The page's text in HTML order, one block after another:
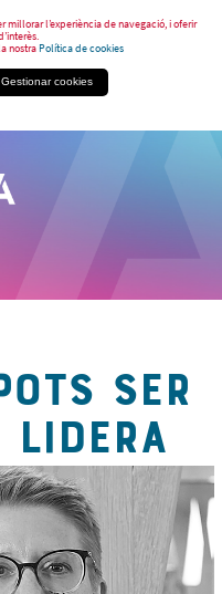
l’experiència de navegació, i oferir
nostraPolítica de cookies
Gestionar cookies
SER
LIDERA